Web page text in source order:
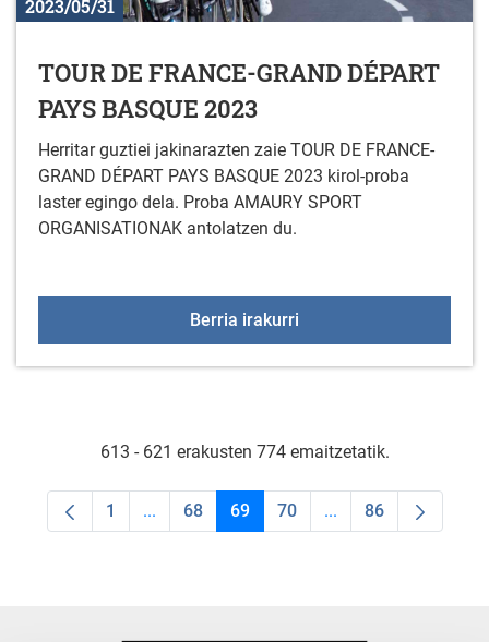
2023/05/31
TOUR DE FRANCE-GRAND DÉPART
PAYS BASQUE 2023
Herritar guztiei jakinarazten zaie TOUR DE FRANCE-
GRAND DÉPART PAYS BASQUE 2023 kirol-proba
laster egingo dela. Proba AMAURY SPORT
ORGANISATIONAK antolatzen du.
Berria irakurri
613 - 621 erakusten 774 emaitzetatik.
Orrialdea
1 ...Intermediate Pages Use TAB to navigate.
Orrialdea
68 Orrialdea
69 Orrialdea
70 ...Intermediate Pages
Orrialdea
86